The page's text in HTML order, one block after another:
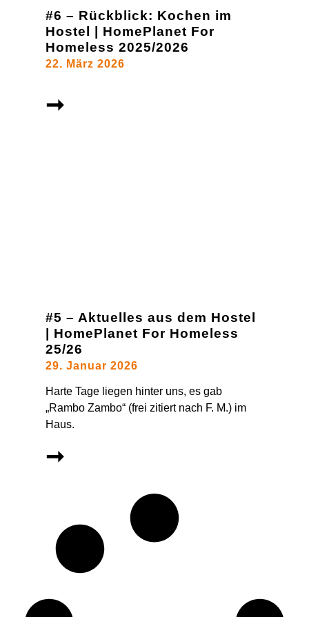
#6 – Rückblick: Kochen im
Hostel | HomePlanet For
Homeless 2025/2026
22. März 2026
➞
#5 – Aktuelles aus dem Hostel
| HomePlanet For Homeless
25/26
29. Januar 2026
Harte Tage liegen hinter uns, es gab
„Rambo Zambo“ (frei zitiert nach F. M.) im
Haus.
➞